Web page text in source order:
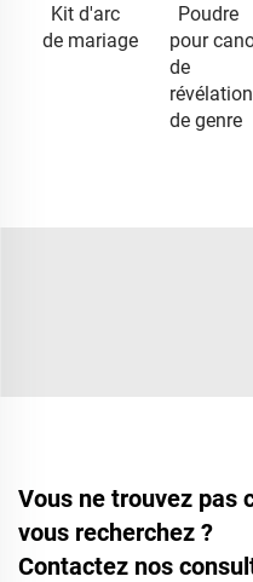
Kit d'arc
de mariage
Poudre
pour
de
révélation
de genre
Vous ne trouvez pas
vous recherchez ?
Contactez nos